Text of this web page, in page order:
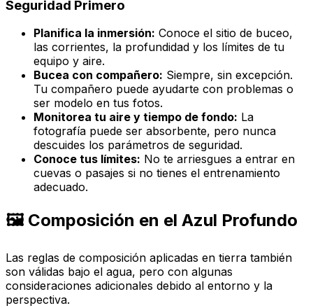
Seguridad Primero
Planifica la inmersión: Conoce el sitio de buceo,
las corrientes, la profundidad y los límites de tu
equipo y aire.
Bucea con compañero: Siempre, sin excepción.
Tu compañero puede ayudarte con problemas o
ser modelo en tus fotos.
Monitorea tu aire y tiempo de fondo: La
fotografía puede ser absorbente, pero nunca
descuides los parámetros de seguridad.
Conoce tus límites: No te arriesgues a entrar en
cuevas o pasajes si no tienes el entrenamiento
adecuado.
🖼️ Composición en el Azul Profundo
Las reglas de composición aplicadas en tierra también
son válidas bajo el agua, pero con algunas
consideraciones adicionales debido al entorno y la
perspectiva.